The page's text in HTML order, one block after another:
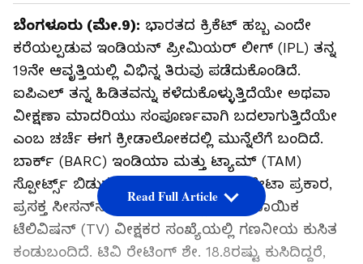
ಬೆಂಗಳೂರು (ಮೇ.9): ಭಾರತದ ಕ್ರಿಕೆಟ್ ಹಬ್ಬ ಎಂದೇ
ಕರೆಯಲ್ಪಡುವ ಇಂಡಿಯನ್ ಪ್ರೀಮಿಯರ್ ಲೀಗ್ (IPL) ತನ್ನ
19ನೇ ಆವೃತ್ತಿಯಲ್ಲಿ ವಿಭಿನ್ನ ತಿರುವು ಪಡೆದುಕೊಂಡಿದೆ.
ಐಪಿಎಲ್ ತನ್ನ ಹಿಡಿತವನ್ನು ಕಳೆದುಕೊಳ್ಳುತ್ತಿದೆಯೇ ಅಥವಾ
ವೀಕ್ಷಣಾ ಮಾದರಿಯು ಸಂಪೂರ್ಣವಾಗಿ ಬದಲಾಗುತ್ತಿದೆಯೇ
ಎಂಬ ಚರ್ಚೆ ಈಗ ಕ್ರೀಡಾಲೋಕದಲ್ಲಿ ಮುನ್ನೆಲೆಗೆ ಬಂದಿದೆ.
ಬಾರ್ಕ್ (BARC) ಇಂಡಿಯಾ ಮತ್ತು ಟ್ಯಾಮ್ (TAM)
ಸ್ಪೋರ್ಟ್ಸ್ ಬಿಡುಗಡೆ ಮಾಡಿರುವ ಇತ್ತೀಚಿನ ಡೇಟಾ ಪ್ರಕಾರ,
ಪ್ರಸಕ್ತ ಸೀಸನ್‌ನ ಮೊದಲಾರ್ಧದಲ್ಲಿ ಸಾಂಪ್ರದಾಯಿಕ
ಟೆಲಿವಿಷನ್ (TV) ವೀಕ್ಷಕರ ಸಂಖ್ಯೆಯಲ್ಲಿ ಗಣನೀಯ ಕುಸಿತ
ಕಂಡುಬಂದಿದೆ. ಟಿವಿ ರೇಟಿಂಗ್‌ ಶೇ. 18.8ರಷ್ಟು ಕುಸಿದಿದ್ದರೆ,
Read Full Article